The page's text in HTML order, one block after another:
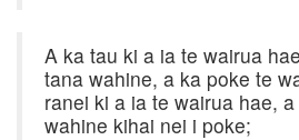
A ka tau ki a ia te wairua
tana wahine, a ka poke te
ranei ki a ia te wairua hae,
wahine kihai nei i poke;